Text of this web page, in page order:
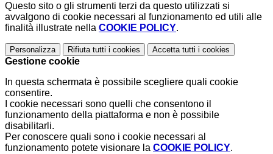
Questo sito o gli strumenti terzi da questo utilizzati si
avvalgono di cookie necessari al funzionamento ed utili alle
finalità illustrate nella COOKIE POLICY.
Personalizza Rifiuta tutti i cookies Accetta tutti i cookies
Gestione cookie
In questa schermata è possibile scegliere quali cookie
consentire.
I cookie necessari sono quelli che consentono il
funzionamento della piattaforma e non è possibile
disabilitarli.
Per conoscere quali sono i cookie necessari al
funzionamento potete visionare la COOKIE POLICY.